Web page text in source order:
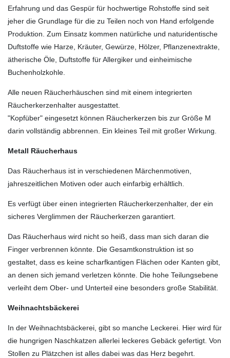
Erfahrung und das Gespür für hochwertige Rohstoffe sind seit
jeher die Grundlage für die zu Teilen noch von Hand erfolgende
Produktion. Zum Einsatz kommen natürliche und naturidentische
Duftstoffe wie Harze, Kräuter, Gewürze, Hölzer, Pflanzenextrakte,
ätherische Öle, Duftstoffe für Allergiker und einheimische
Buchenholzkohle.
Alle neuen Räucherhäuschen sind mit einem integrierten
Räucherkerzenhalter ausgestattet.
"Kopfüber" eingesetzt können Räucherkerzen bis zur Größe M
darin vollständig abbrennen. Ein kleines Teil mit großer Wirkung.
Metall Räucherhaus
Das Räucherhaus ist in verschiedenen Märchenmotiven,
jahreszeitlichen Motiven oder auch einfarbig erhältlich.
Es verfügt über einen integrierten Räucherkerzenhalter, der ein
sicheres Verglimmen der Räucherkerzen garantiert.
Das Räucherhaus wird nicht so heiß, dass man sich daran die
Finger verbrennen könnte. Die Gesamtkonstruktion ist so
gestaltet, dass es keine scharfkantigen Flächen oder Kanten gibt,
an denen sich jemand verletzen könnte. Die hohe Teilungsebene
verleiht dem Ober- und Unterteil eine besonders große Stabilität.
Weihnachtsbäckerei
In der Weihnachtsbäckerei, gibt so manche Leckerei. Hier wird für
die hungrigen Naschkatzen allerlei leckeres Gebäck gefertigt. Von
Stollen zu Plätzchen ist alles dabei was das Herz begehrt.